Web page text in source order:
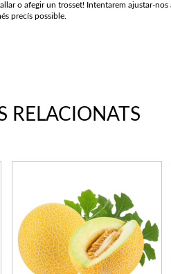
o afegir un trosset! Intentarem ajustar-
precís possible.
RELACIONATS